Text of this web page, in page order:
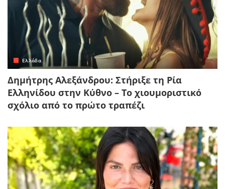
Ελλάδα
Δημήτρης Αλεξάνδρου: Στήριξε τη Ρία
Ελληνίδου στην Κύθνο – Το χιουμοριστικό
σχόλιο από το πρώτο τραπέζι